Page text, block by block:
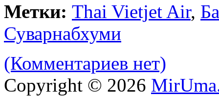
Метки: Thai Vietjet Air,
Суварнабхуми
(Комментариев нет)
Copyright © 2026